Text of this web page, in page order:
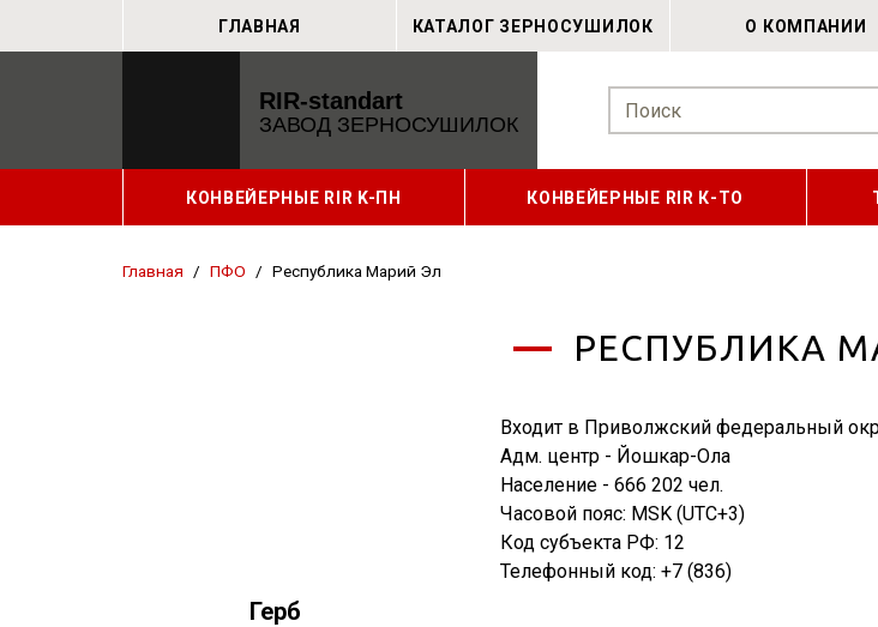
ГЛАВНАЯ КАТАЛОГ ЗЕРНОСУШИЛОК О КОМПАНИИ
RIR-standart
ЗАВОД ЗЕРНОСУШИЛОК
КОНВЕЙЕРНЫЕ RIR K-ПН КОНВЕЙЕРНЫЕ RIR К-ТО
Главная / ПФО / Республика Марий Эл
РЕСПУБЛИКА
Герб
Входит в Приволжский федеральный
Адм. центр - Йошкар-Ола
Население - 666 202 чел.
Часовой пояс: MSK (UTC+3)
Код субъекта РФ: 12
Телефонный код: +7 (836)